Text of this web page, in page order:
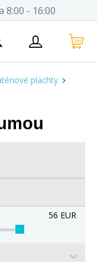
8:00 - 16:00
plachty
56 EUR